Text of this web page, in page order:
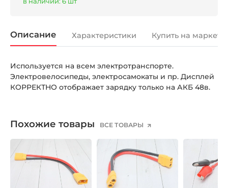
Описание Характеристики Купить на
Используется на всем электротранспорте.
Электровелосипеды, электросамокаты и пр. Дисплей
КОРРЕКТНО отображает зарядку только на АКБ 48в.
Похожие товары ВСЕ ТОВАРЫ